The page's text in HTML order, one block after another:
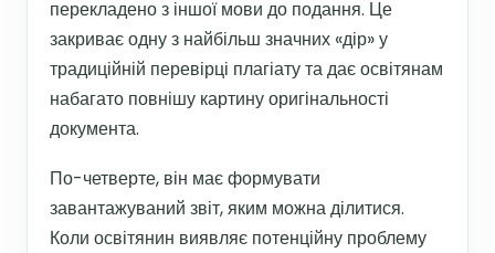
перекладено з іншої мови до подання. Це
закриває одну з найбільш значних «дір» у
традиційній перевірці плагіату та дає освітянам
набагато повнішу картину оригінальності
документа.
По-четверте, він має формувати
завантажуваний звіт, яким можна ділитися.
Коли освітянин виявляє потенційну проблему